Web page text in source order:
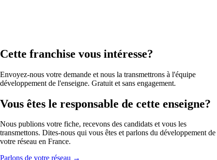
Cette franchise vous intéresse?
Envoyez-nous votre demande et nous la transmettrons à l'équipe
développement de l'enseigne. Gratuit et sans engagement.
Vous êtes le responsable de cette enseigne?
Nous publions votre fiche, recevons des candidats et vous les
transmettons. Dites-nous qui vous êtes et parlons du développement de
votre réseau en France.
Parlons de votre réseau →